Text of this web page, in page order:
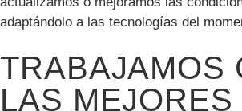
adaptándolo a las tecnologías del
TRABAJAMOS
LAS MEJORES